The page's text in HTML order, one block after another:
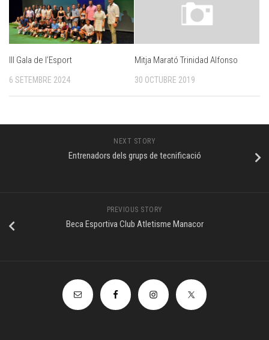
III Gala de l’Esport
6 SETEMBRE 2024
Mitja Marató Trinidad Alfonso
30 OCTUBRE 2019
NEXT STORY
Entrenadors dels grups de tecnificació
PREVIOUS STORY
Beca Esportiva Club Atletisme Manacor